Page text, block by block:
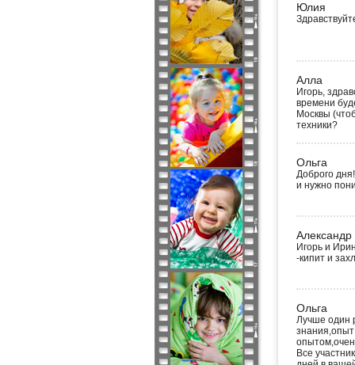
Юлия
Алла
Игорь,
времени
Москвы
техники?
Ольга
Доброго
и нужно
Александр
Игорь и
-кипит и
Ольга
Лучше один
Все